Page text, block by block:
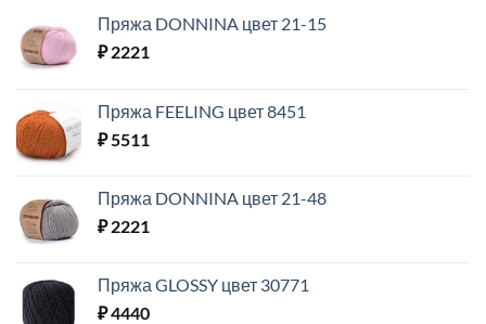
Пряжа DONNINA цвет 21-15
₽2221
Пряжа FEELING цвет 8451
₽5511
Пряжа DONNINA цвет 21-48
₽2221
Пряжа GLOSSY цвет 30771
₽4440